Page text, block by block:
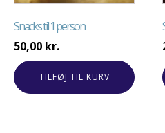
Snacks til 1 person
50,00 kr.
TILFØJ TIL KURV